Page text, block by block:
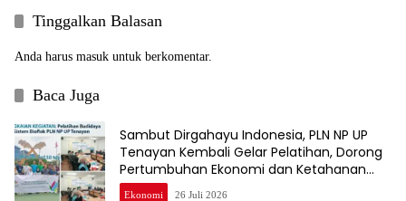
Tinggalkan Balasan
Anda harus masuk untuk berkomentar.
Baca Juga
Sambut Dirgahayu Indonesia, PLN NP UP
Tenayan Kembali Gelar Pelatihan, Dorong
Pertumbuhan Ekonomi dan Ketahanan
Pangan Warga
Ekonomi 26 Juli 2026